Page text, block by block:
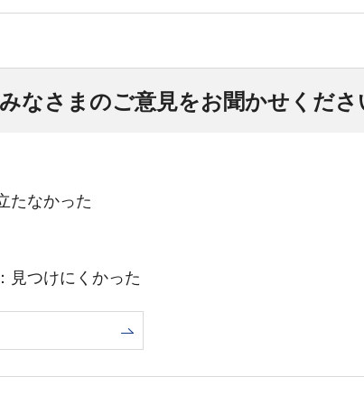
なさまのご意見をお聞かせくださ
たなかった
見つけにくかった